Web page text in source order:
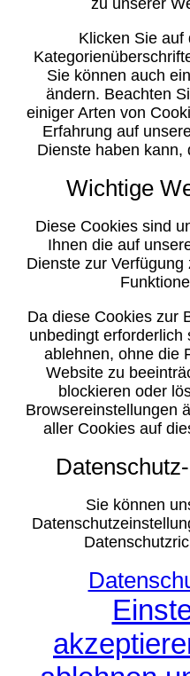
zu unserer
Klicken Sie auf
Sie können auch
ändern. Beachten
einiger Arten von
Erfahrung auf
Dienste haben kann,
Wichtige
Diese Cookies sind
Ihnen die auf
Dienste zur
Da diese Cookies zur
unbedingt erforderlich
ablehnen, ohne die
Website zu
blockieren oder
Browsereinstellungen
aller Cookies auf
Sie können